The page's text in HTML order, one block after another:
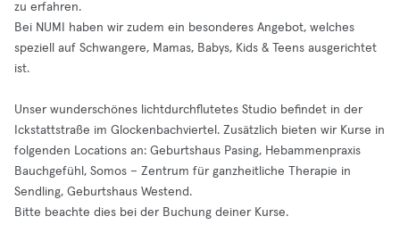
zu erfahren.
Bei NUMI haben wir zudem ein besonderes Angebot, welches
speziell auf Schwangere, Mamas, Babys, Kids & Teens ausgerichtet
ist.
Unser wunderschönes lichtdurchflutetes Studio befindet in der
Ickstattstraße im Glockenbachviertel. Zusätzlich bieten wir Kurse in
folgenden Locations an: Geburtshaus Pasing, Hebammenpraxis
Bauchgefühl, Somos – Zentrum für ganzheitliche Therapie in
Sendling, Geburtshaus Westend.
Bitte beachte dies bei der Buchung deiner Kurse.